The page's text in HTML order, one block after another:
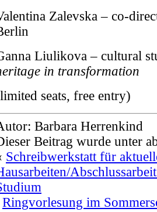
Zalevska – co-
Liulikova – cultural
in transformation
seats, free entry)
Barbara Herrenkind
Beitrag wurde unter
Schreibwerkstatt für
Ringvorlesung im